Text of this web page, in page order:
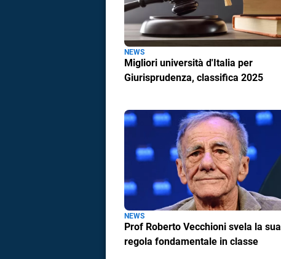
NEWS
Migliori università d'Italia per
Giurisprudenza, classifica 2025
NEWS
Prof Roberto Vecchioni svela la sua
regola fondamentale in classe